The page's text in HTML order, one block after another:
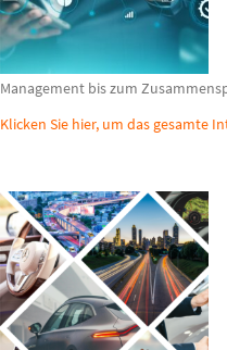
Management bis zum
Klicken Sie hier, um das gesamte